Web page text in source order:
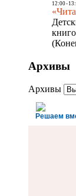
12:00-
Архивы
Архивы
Решаем